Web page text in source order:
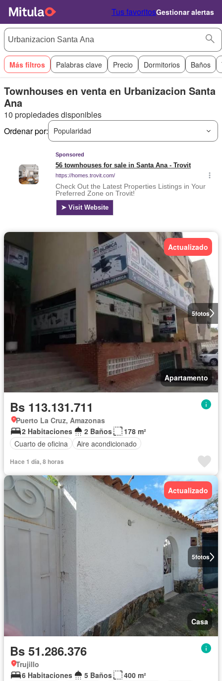
Tus favoritosGestionar alertas
Más filtros Palabras clave Precio Dormitorios Baños
Townhouses en venta en Urbanizacion Santa
Ana
10 propiedades disponibles
Ordenar por:
Popularidad
5fotos
Actualizado
Apartamento
Bs 113.131.711
Puerto La Cruz, Amazonas
2 Habitaciones
2 Baños
178 m²
Cuarto de oficina
Aire acondicionado
Hace 1 día, 8 horas
5fotos
Actualizado
Casa
Bs 51.286.376
Trujillo
6 Habitaciones
5 Baños
400 m²